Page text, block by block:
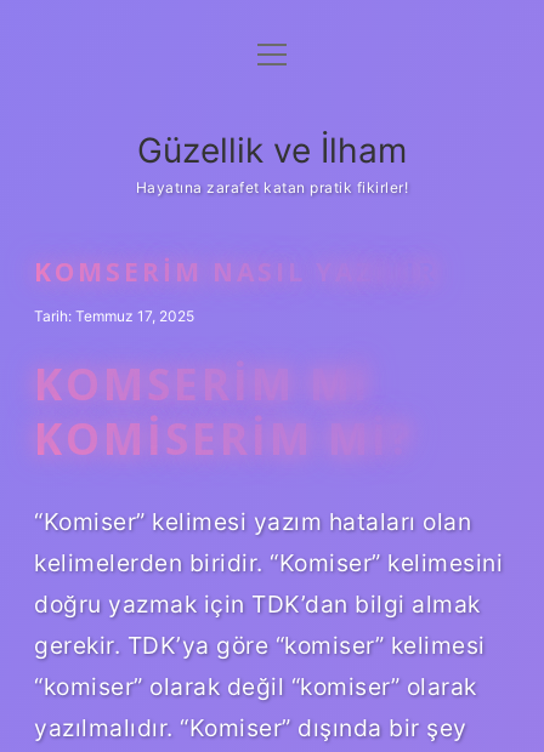
Anasayfa
Yasal Uyarı
menüyü
Güzellik ve İlham
Hayatına zarafet katan pratik fikirler!
KOMSERIM NASIL YAZILIR
Tarih: Temmuz 17, 2025
KOMSERIM MI
KOMISERIM MI?
“Komiser” kelimesi yazım hataları olan
kelimelerden biridir. “Komiser” kelimesini
doğru yazmak için TDK’dan bilgi almak
gerekir. TDK’ya göre “komiser” kelimesi
“komiser” olarak değil “komiser” olarak
yazılmalıdır. “Komiser” dışında bir şey